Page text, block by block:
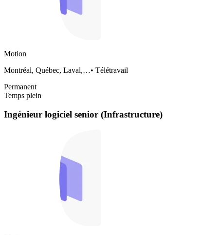
Motion
Montréal, Québec, Laval,…• Télétravail
Permanent
Temps plein
Ingénieur logiciel senior (Infrastructure)